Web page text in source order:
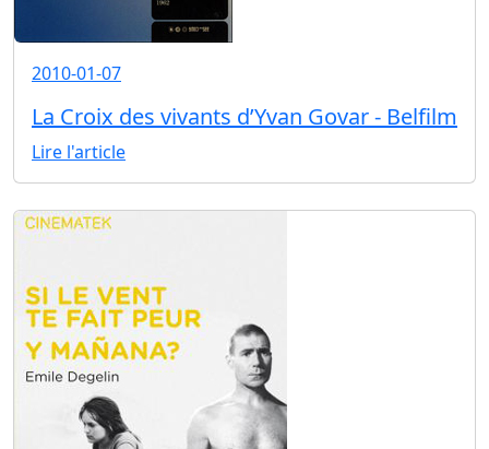
2010-01-07
La Croix des vivants d’Yvan Govar - Belfilm
Lire l'article